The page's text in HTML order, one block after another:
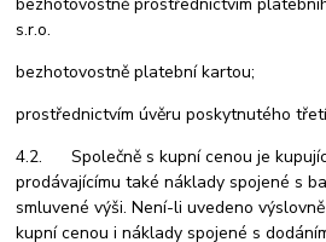
s.r.o.
bezhotovostně platební kartou;
prostřednictvím úvěru poskytnutého
4.2. Společně s kupní cenou je
prodávajícímu také náklady spojené s
smluvené výši. Není-li uvedeno
kupní cenou i náklady spojené s